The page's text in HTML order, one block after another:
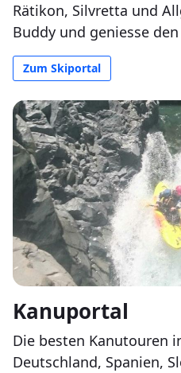
Rätikon, Silvretta und
Buddy und geniesse
Zum Skiportal
Kanuportal
Die besten Kanutouren
Deutschland, Spanien,